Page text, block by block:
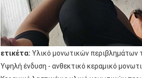
ετικέτα: Υλικό μονωτικών
Υψηλή ένδυση - ανθεκτικό κεραμικό